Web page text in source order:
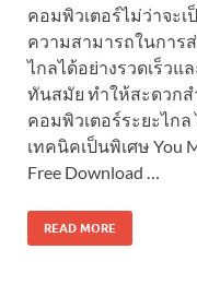
คอมพิวเตอร์ไม่ว่าจะ
ความสามารถในการ
ไกลได้อย่างรวดเร็วแ
ทันสมัย ทำให้สะดวก
คอมพิวเตอร์ระยะไก
เทคนิคเป็นพิเศษ You
Free Download …
READ MORE